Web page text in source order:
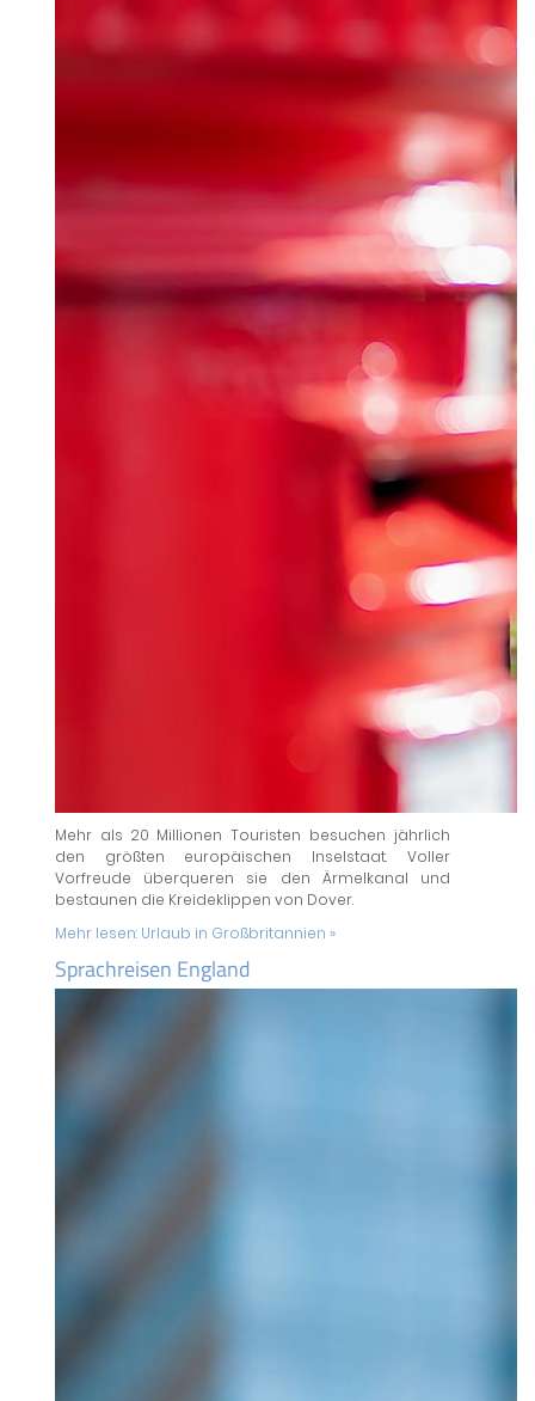
Mehr als 20 Millionen Touristen besuchen jährlich
den größten europäischen Inselstaat. Voller
Vorfreude überqueren sie den Ärmelkanal und
bestaunen die Kreideklippen von Dover.
Mehr lesen: Urlaub in Großbritannien »
Sprachreisen England